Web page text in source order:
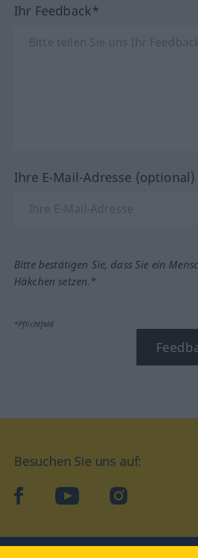
Ihr Feedback*
Ihre E-Mail-Adresse (optional)
Bitte bestätigen Sie, dass Sie ein
Häkchen setzen.*
*Pflichtfeld
Besuchen Sie uns auf:
facebookYouTube Instagram